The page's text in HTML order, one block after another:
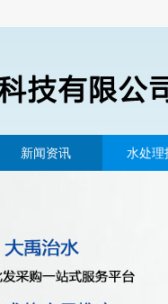
新闻资讯 水处理